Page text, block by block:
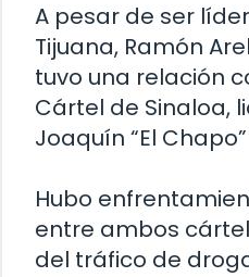
A pesar de ser
Tijuana, Ramón
tuvo una relación
Cártel de Sinaloa,
Joaquín “El
Hubo
entre ambos
del tráfico de